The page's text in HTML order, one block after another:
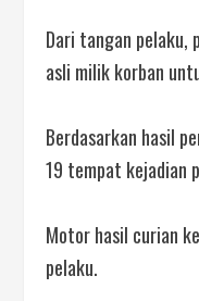
Dari tangan pelaku,
asli milik korban
Berdasarkan hasil
19 tempat kejadian
Motor hasil curian
pelaku.